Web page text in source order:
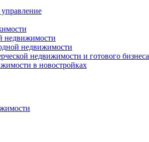
недвижимости
недвижимости
недвижимости и готового бизнеса
в новостройках